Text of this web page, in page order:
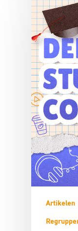
Artikelen